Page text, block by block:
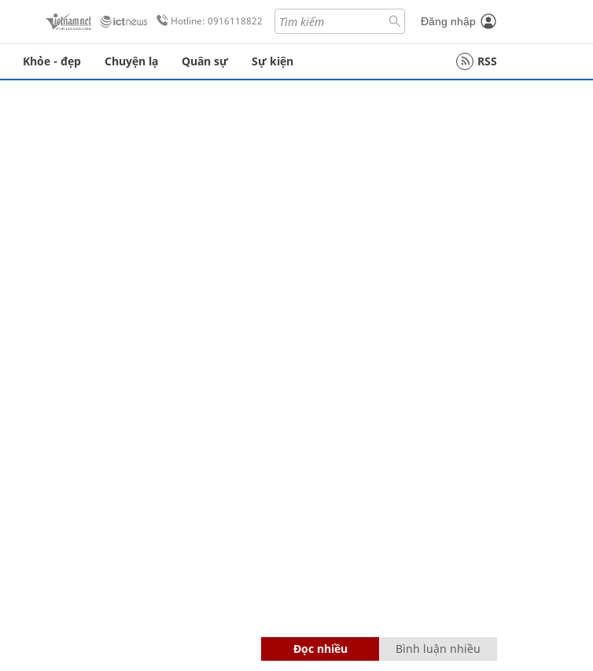
Hotline: 0916118822 Đăng nhập
Khỏe - đẹp Chuyện lạ Quân sự Sự kiện RSS
Đọc nhiều Bình luận nhiều